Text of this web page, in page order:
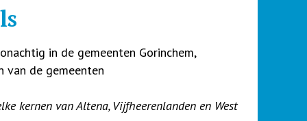
in de gemeenten Gorinchem,
van de gemeenten
kernen van Altena, Vijfheerenlanden en West